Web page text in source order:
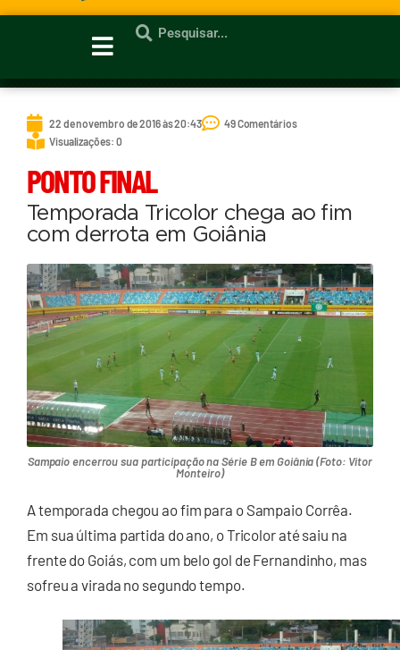
22 de novembro de 2016 às 20:43
49 Comentários
Visualizações: 0
PONTO FINAL
Temporada Tricolor chega ao fim
com derrota em Goiânia
Sampaio encerrou sua participação na Série B em Goiânia (Foto: Vitor
Monteiro)
A temporada chegou ao fim para o Sampaio Corrêa.
Em sua última partida do ano, o Tricolor até saiu na
frente do Goiás, com um belo gol de Fernandinho, mas
sofreu a virada no segundo tempo.